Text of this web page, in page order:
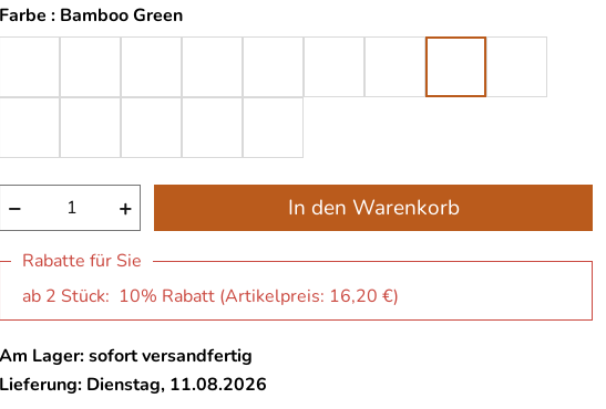
Farbe : Bamboo Green
− + In den Warenkorb
Rabatte für Sie
ab 2 Stück: 10% Rabatt (Artikelpreis: 16,20 €)
Am Lager: sofort versandfertig
Lieferung: Dienstag, 11.08.2026